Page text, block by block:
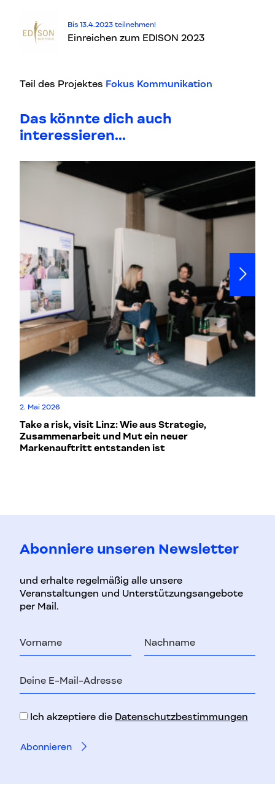
Bis 13.4.2023 teilnehmen!
Einreichen zum EDISON 2023
Teil des Projektes Fokus Kommunikation
Das könnte dich auch
interessieren...
2. Mai 2026
Take a risk, visit Linz: Wie aus Strategie,
Zusammenarbeit und Mut ein neuer
Markenauftritt entstanden ist
Abonniere unseren Newsletter
und erhalte regelmäßig alle unsere
Veranstaltungen und Unterstützungsangebote
per Mail.
Nachname
Mail-
Ich akzeptiere die Datenschutzbestimmungen